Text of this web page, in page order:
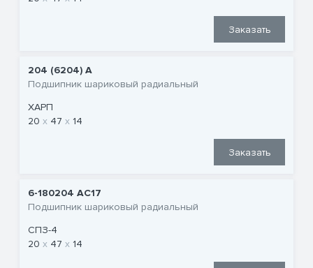
Заказать
204 (6204) A
Подшипник шариковый радиальный
ХАРП
20
47 14
Заказать
6-180204 АС17
Подшипник шариковый радиальный
СПЗ-4
20
47 14